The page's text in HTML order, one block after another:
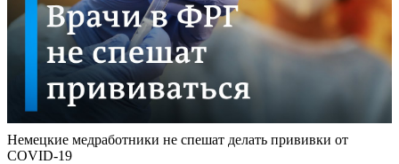
Немецкие медработники не спешат делать прививки от
COVID-19